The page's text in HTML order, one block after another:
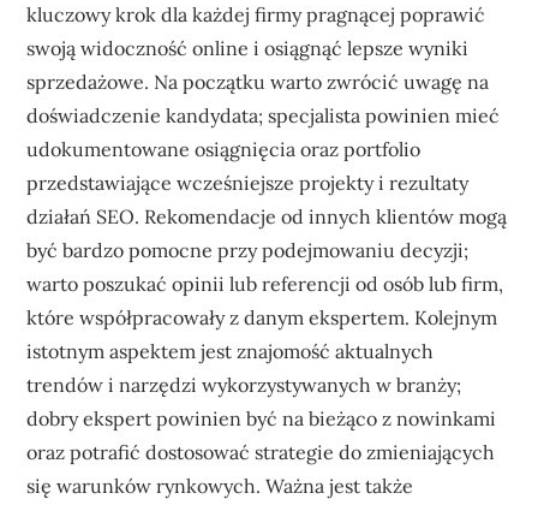
kluczowy krok dla każdej firmy pragnącej poprawić
swoją widoczność online i osiągnąć lepsze wyniki
sprzedażowe. Na początku warto zwrócić uwagę na
doświadczenie kandydata; specjalista powinien mieć
udokumentowane osiągnięcia oraz portfolio
przedstawiające wcześniejsze projekty i rezultaty
działań SEO. Rekomendacje od innych klientów mogą
być bardzo pomocne przy podejmowaniu decyzji;
warto poszukać opinii lub referencji od osób lub firm,
które współpracowały z danym ekspertem. Kolejnym
istotnym aspektem jest znajomość aktualnych
trendów i narzędzi wykorzystywanych w branży;
dobry ekspert powinien być na bieżąco z nowinkami
oraz potrafić dostosować strategie do zmieniających
się warunków rynkowych. Ważna jest także